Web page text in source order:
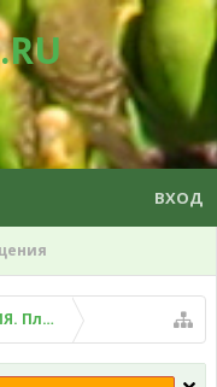
ВХОД
Плохой помет, рвота и